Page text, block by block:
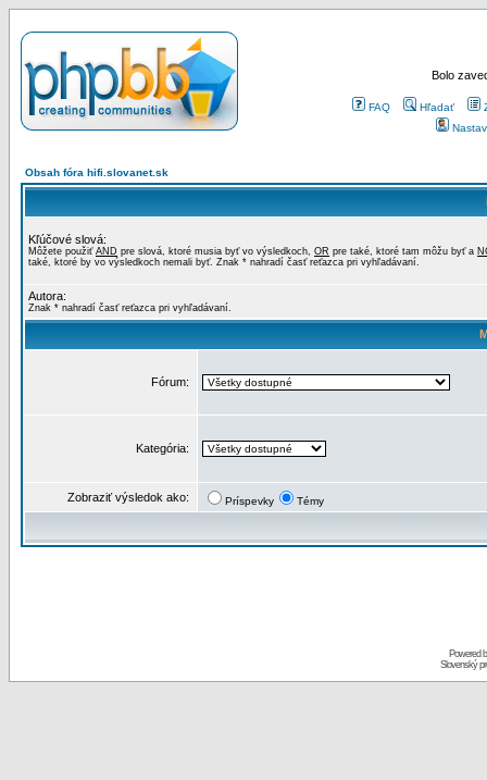
Bolo
FAQ Hľadať
Obsah fóra hifi.slovanet.sk
Kľúčové slová:
Môžete použiť AND pre slová, ktoré musia byť vo výsledkoch, OR pre také, ktoré tam môžu byť a
také, ktoré by vo výsledkoch nemali byť. Znak * nahradí časť reťazca pri vyhľadávaní.
Autora:
Znak * nahradí časť reťazca pri vyhľadávaní.
Fórum:
Kategória:
Zobraziť výsledok ako: Príspevky Témy
Powered
Slovenský